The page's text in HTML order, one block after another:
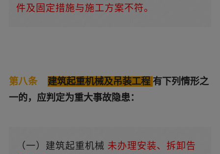
件及固定措施与施工方案不符。
第八条 建筑起重机械及吊装工程有下列情形之
一的，应判定为重大事故隐患：
（一）建筑起重机械 未办理安装、拆卸告